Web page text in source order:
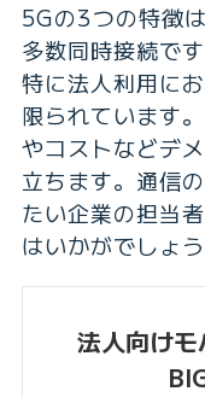
5Gの3つの特徴
多数同時接続で
特に法人利用に
限られています
やコストなどデ
立ちます。通信
たい企業の担当
はいかがでしょ
法人向けモ